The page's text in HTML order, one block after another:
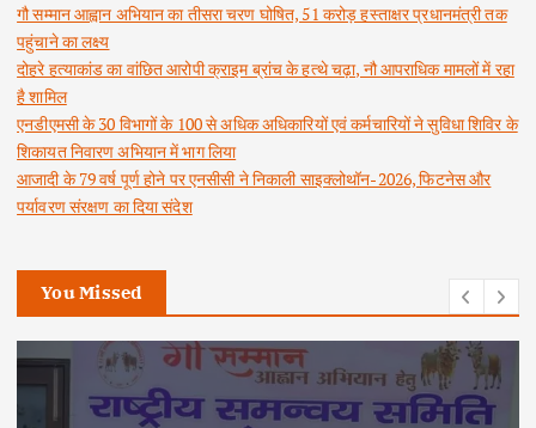
गौ सम्मान आह्वान अभियान का तीसरा चरण घोषित, 51 करोड़ हस्ताक्षर प्रधानमंत्री तक
पहुंचाने का लक्ष्य
दोहरे हत्याकांड का वांछित आरोपी क्राइम ब्रांच के हत्थे चढ़ा, नौ आपराधिक मामलों में रहा
है शामिल
एनडीएमसी के 30 विभागों के 100 से अधिक अधिकारियों एवं कर्मचारियों ने सुविधा शिविर के
शिकायत निवारण अभियान में भाग लिया
आजादी के 79 वर्ष पूर्ण होने पर एनसीसी ने निकाली साइक्लोथॉन-2026, फिटनेस और
पर्यावरण संरक्षण का दिया संदेश
You Missed